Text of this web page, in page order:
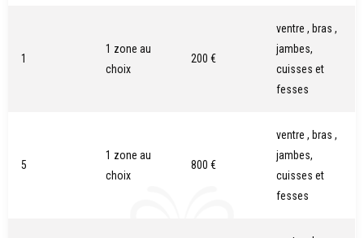
1
1 zone au
choix
200 €
ventre , bras ,
jambes,
cuisses et
fesses
5
1 zone au
choix
800 €
ventre , bras ,
jambes,
cuisses et
fesses